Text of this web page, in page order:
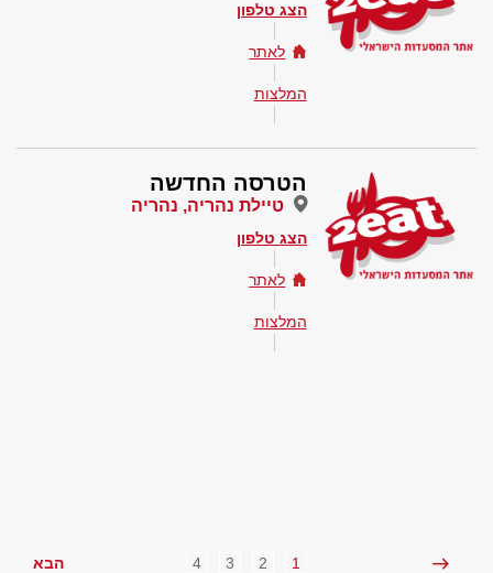
הצג טלפון
לאתר
המלצות
הטרסה החדשה
טיילת נהריה, נהריה
הצג טלפון
לאתר
המלצות
1
2
3
4 הבא